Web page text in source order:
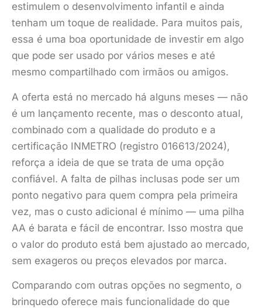
estimulem o desenvolvimento infantil e ainda
tenham um toque de realidade. Para muitos pais,
essa é uma boa oportunidade de investir em algo
que pode ser usado por vários meses e até
mesmo compartilhado com irmãos ou amigos.
A oferta está no mercado há alguns meses — não
é um lançamento recente, mas o desconto atual,
combinado com a qualidade do produto e a
certificação INMETRO (registro 016613/2024),
reforça a ideia de que se trata de uma opção
confiável. A falta de pilhas inclusas pode ser um
ponto negativo para quem compra pela primeira
vez, mas o custo adicional é mínimo — uma pilha
AA é barata e fácil de encontrar. Isso mostra que
o valor do produto está bem ajustado ao mercado,
sem exageros ou preços elevados por marca.
Comparando com outras opções no segmento, o
brinquedo oferece mais funcionalidade do que